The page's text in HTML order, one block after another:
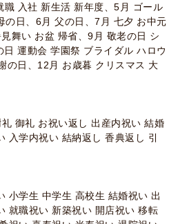
入社 新生活 新年度、5月 ゴール
の日、6月 父の日、7月 七夕 お中元
舞い お盆 帰省、9月 敬老の日 シ
運動会 学園祭 ブライダル ハロウ
の日、12月 お歳暮 クリスマス 大
御礼 お祝い返し 出産内祝い 結婚
入学内祝い 結納返し 香典返し 引
小学生 中学生 高校生 結婚祝い 出
就職祝い 新築祝い 開店祝い 移転